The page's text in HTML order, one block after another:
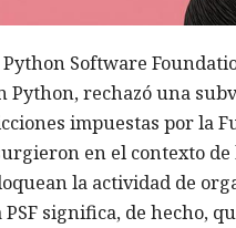
Software
Python, rechazó una
impuestas por la
en el contexto
la actividad de
PSF significa, de hecho,